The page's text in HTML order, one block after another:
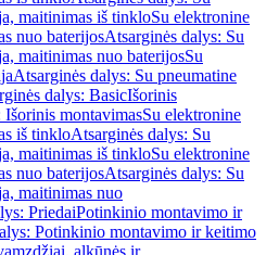
maitinimas iš tinkloSu elektronine
nuo baterijosAtsarginės dalys: Su
maitinimas nuo baterijosSu
Atsarginės dalys: Su pneumatine
dalys: BasicIšorinis
Išorinis montavimasSu elektronine
iš tinkloAtsarginės dalys: Su
maitinimas iš tinkloSu elektronine
nuo baterijosAtsarginės dalys: Su
maitinimas nuo
PriedaiPotinkinio montavimo ir
Potinkinio montavimo ir keitimo
alkūnės ir